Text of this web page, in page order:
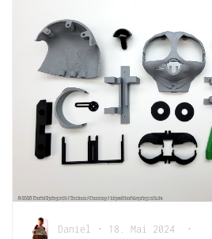
Daniel • 18. Mai 2024 •